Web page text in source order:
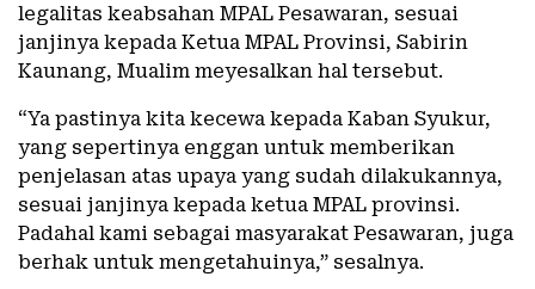
legalitas keabsahan MPAL Pesawaran, sesuai
janjinya kepada Ketua MPAL Provinsi, Sabirin
Kaunang, Mualim meyesalkan hal tersebut.
“Ya pastinya kita kecewa kepada Kaban Syukur,
yang sepertinya enggan untuk memberikan
penjelasan atas upaya yang sudah dilakukannya,
sesuai janjinya kepada ketua MPAL provinsi.
Padahal kami sebagai masyarakat Pesawaran, juga
berhak untuk mengetahuinya,” sesalnya.